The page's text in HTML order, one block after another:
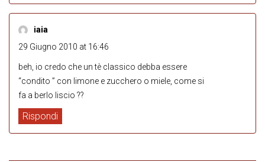
iaia
29 Giugno 2010 at 16:46
beh, io credo che un tè classico debba essere
“condito ” con limone e zucchero o miele, come si
fa a berlo liscio ??
Rispondi